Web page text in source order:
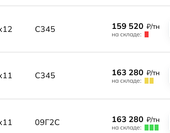
С345 159 520 ₽/тн
на складе:
С345 163 280 ₽/тн
на складе:
09Г2С 163 280 ₽/тн
на складе: